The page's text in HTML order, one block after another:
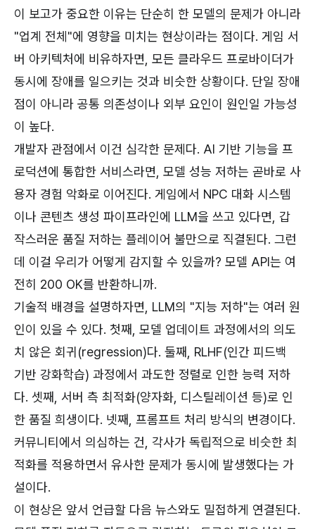
이 보고가 중요한 이유는 단순히 한 모델의 문제가 아니라
"업계 전체"에 영향을 미치는 현상이라는 점이다. 게임 서
버 아키텍처에 비유하자면, 모든 클라우드 프로바이더가
동시에 장애를 일으키는 것과 비슷한 상황이다. 단일 장애
점이 아니라 공통 의존성이나 외부 요인이 원인일 가능성
이 높다.
개발자 관점에서 이건 심각한 문제다. AI 기반 기능을 프
로덕션에 통합한 서비스라면, 모델 성능 저하는 곧바로 사
용자 경험 악화로 이어진다. 게임에서 NPC 대화 시스템
이나 콘텐츠 생성 파이프라인에 LLM을 쓰고 있다면, 갑
작스러운 품질 저하는 플레이어 불만으로 직결된다. 그런
데 이걸 우리가 어떻게 감지할 수 있을까? 모델 API는 여
전히 200 OK를 반환하니까.
기술적 배경을 설명하자면, LLM의 "지능 저하"는 여러 원
인이 있을 수 있다. 첫째, 모델 업데이트 과정에서의 의도
치 않은 회귀(regression)다. 둘째, RLHF(인간 피드백
기반 강화학습) 과정에서 과도한 정렬로 인한 능력 저하
다. 셋째, 서버 측 최적화(양자화, 디스틸레이션 등)로 인
한 품질 희생이다. 넷째, 프롬프트 처리 방식의 변경이다.
커뮤니티에서 의심하는 건, 각사가 독립적으로 비슷한 최
적화를 적용하면서 유사한 문제가 동시에 발생했다는 가
설이다.
이 현상은 앞서 언급할 다음 뉴스와도 밀접하게 연결된다.